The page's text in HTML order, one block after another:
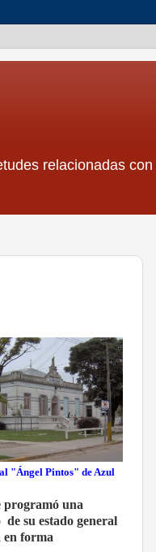
relacionadas
"Ángel Pintos" de Azul
programó una
de su estado general
en forma